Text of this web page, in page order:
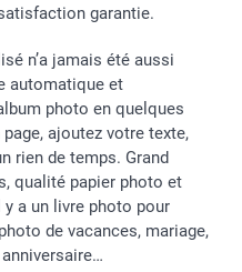
garantie.
n’a jamais été aussi
automatique et
photo en quelques
ajoutez votre texte,
rien de temps. Grand
qualité papier photo et
a un livre photo pour
de vacances, mariage,